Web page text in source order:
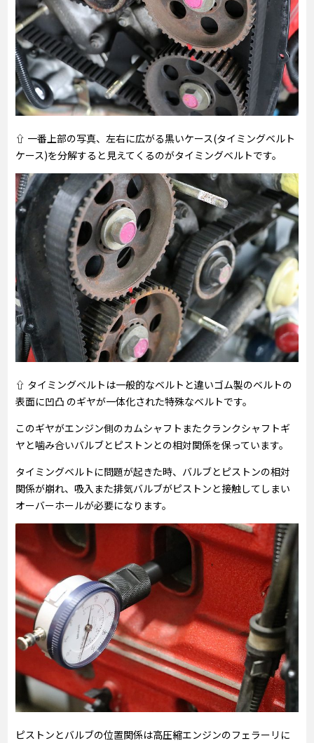
⇧ 一番上部の写真、左右に広がる黒いケース(タイミングベルト
ケース)を分解すると見えてくるのがタイミングベルトです。
⇧ タイミングベルトは一般的なベルトと違いゴム製のベルトの
表面に凹凸 のギヤが一体化された特殊なベルトです。
このギヤがエンジン側のカムシャフトまたクランクシャフトギ
ヤと噛み合いバルブとピストンとの相対関係を保っています。
タイミングベルトに問題が起きた時、バルブとピストンの相対
関係が崩れ、吸入また排気バルブがピストンと接触してしまい
オーバーホールが必要になります。
ピストンとバルブの位置関係は高圧縮エンジンのフェラーリに